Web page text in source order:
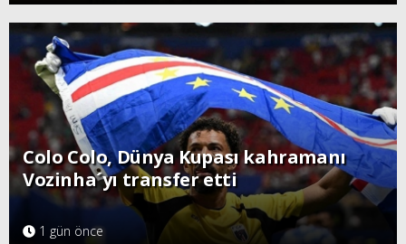
Colo Colo, Dünya Kupası kahramanı
Vozinha´yı transfer etti
1 gün önce